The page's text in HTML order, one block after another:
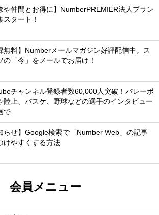
や仲間とお得に】NumberPREMIER法人プラン
スタート！
無料】Numberメールマガジン好評配信中。ス
の「今」をメールでお届け！
チャンネル登録者数60,000人突破！バレーボ
陸上、バスケ、野球などの選手のインタビュー
で
らせ】Google検索で「Number Web」の記事
けやすくする方法
会員メニュー